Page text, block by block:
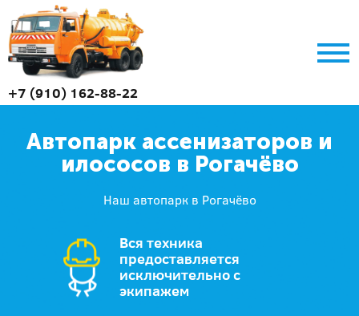
+7 (910) 162-88-22
Автопарк ассенизаторов и
илососов в Рогачёво
Наш автопарк в Рогачёво
Вся техника
предоставляется
исключительно с
экипажем